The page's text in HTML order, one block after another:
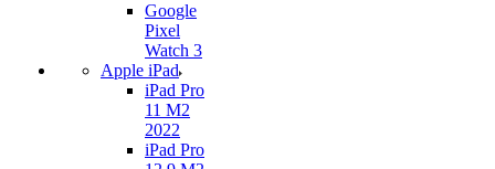
Google
Pixel
Watch 3
Apple iPad
iPad Pro
11 M2
2022
iPad Pro